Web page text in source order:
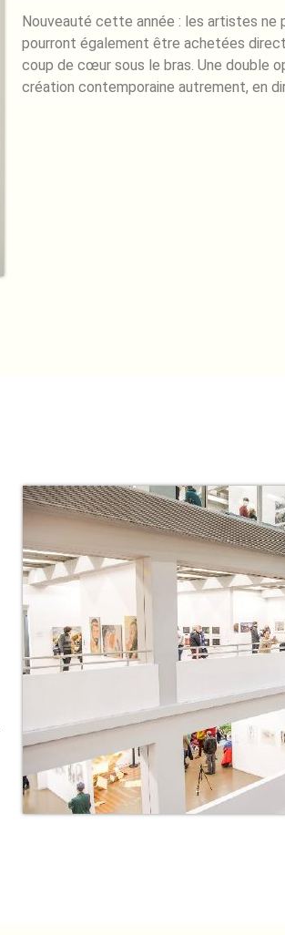
Nouveauté cette année : les artistes ne
pourront également être achetées
coup de cœur sous le bras. Une double
création contemporaine autrement, en